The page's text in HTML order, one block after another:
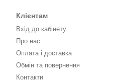
Клієнтам
Вхід до кабінету
Про нас
Оплата і доставка
Обмін та повернення
Контакти